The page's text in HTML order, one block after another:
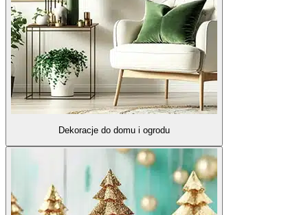
Dekoracje do domu i ogrodu